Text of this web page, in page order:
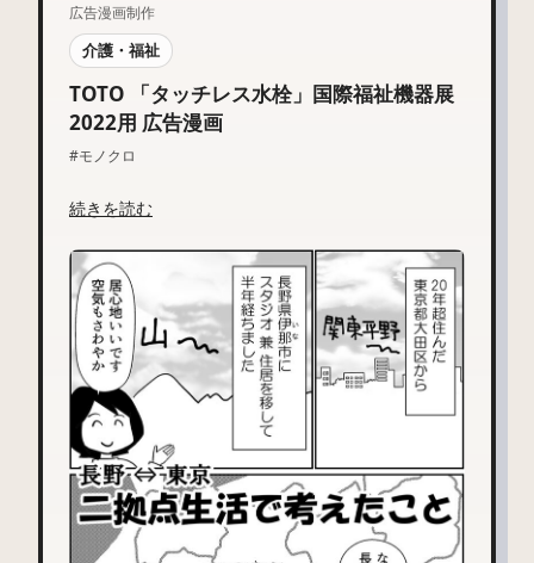
広告漫画制作
介護・福祉
TOTO 「タッチレス水栓」国際福祉機器展
2022用 広告漫画
#モノクロ
続きを読む